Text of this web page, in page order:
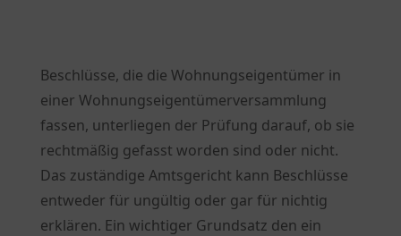
Beschlüsse, die die Wohnungseigentümer in
einer Wohnungseigentümerversammlung
fassen, unterliegen der Prüfung darauf, ob sie
rechtmäßig gefasst worden sind oder nicht.
Das zuständige Amtsgericht kann Beschlüsse
entweder für ungültig oder gar für nichtig
erklären. Ein wichtiger Grundsatz den ein